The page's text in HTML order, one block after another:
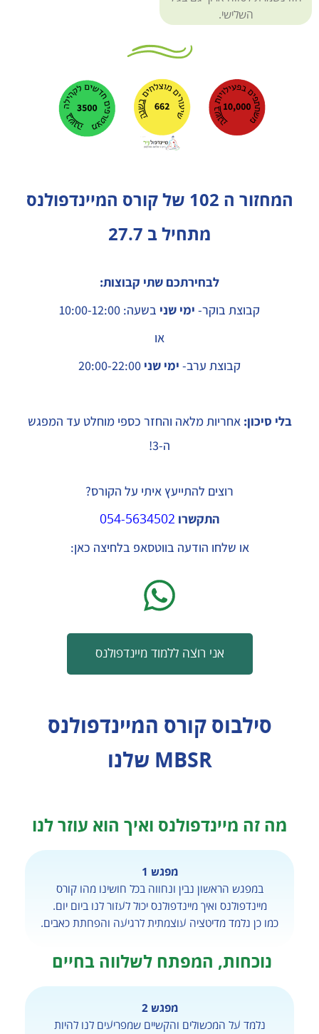
השלישי.
המחזור ה 102 של קורס המיינדפולנס
מתחיל ב 27.7
לבחירתכם שתי קבוצות:
קבוצת בוקר- ימי שני בשעה: 10:00-12:00
או
קבוצת ערב- ימי שני
בלי סיכון: אחריות מלאה והחזר כספי מוחלט עד המפגש
ה-3!
רוצים להתייעץ איתי על הקורס?
התקשרו 054-5634502
או שלחו הודעה בווטסאפ בלחיצה כאן:
אני רוצה ללמוד מיינדפולנס
סילבוס קורס המיינדפולנס
MBSR שלנו
מה זה מיינדפולנס ואיך הוא עוזר לנו
מפגש 1
במפגש הראשון נבין ונחווה בכל חושינו מהו קורס
מיינדפולנס ואיך מיינדפולנס יכול לעזור לנו ביום יום.
כמו כן נלמד מדיטציה עוצמתית לרגיעה והפחתת כאבים.
נוכחות, המפתח לשלווה בחיים
מפגש 2
נלמד על המכשולים והקשיים שמפריעים לנו להיות